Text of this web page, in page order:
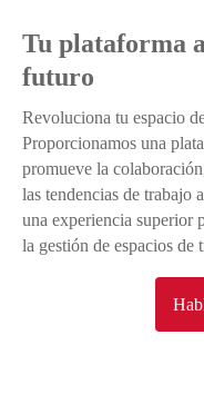
Tu plataforma
futuro
Revoluciona tu espacio
Proporcionamos una
promueve la
las tendencias de trabajo
una experiencia superior
la gestión de espacios de